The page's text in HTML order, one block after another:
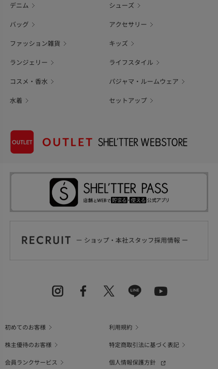
デニム シューズ
バッグ アクセサリー
ファッション雑貨 キッズ
ランジェリー ライフスタイル
コスメ・香水 パジャマ・ルームウェア
水着 セットアップ
初めてのお客様
利用規約
株主優待のお客様
特定商取引法に基づく表記
会員ランクサービス
個人情報保護方針